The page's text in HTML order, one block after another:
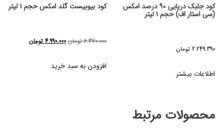
کود جلبک دریایی 90 درصد امکس
(سی استار اف) حجم 1 لیتر
2.249.390 تومان
اطلاعات بیشتر
کود بیوبیست گلد امکس حجم 1 لیتر
6.370.000 تومانقیمت
4.990.000 تومانقیمت
افزودن به سبد خرید
محصولات مرتبط